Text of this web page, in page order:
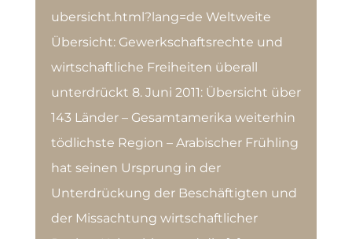
ubersicht.html?lang=de Weltweite
Übersicht: Gewerkschaftsrechte und
wirtschaftliche Freiheiten überall
unterdrückt 8. Juni 2011: Übersicht über
143 Länder – Gesamtamerika weiterhin
tödlichste Region – Arabischer Frühling
hat seinen Ursprung in der
Unterdrückung der Beschäftigten und
der Missachtung wirtschaftlicher